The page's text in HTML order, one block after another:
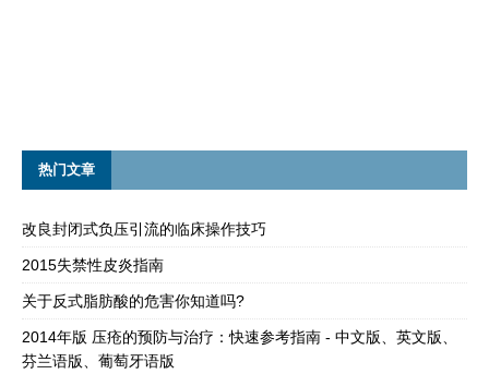
热门文章
改良封闭式负压引流的临床操作技巧
2015失禁性皮炎指南
关于反式脂肪酸的危害你知道吗?
2014年版 压疮的预防与治疗：快速参考指南 - 中文版、英文版、
芬兰语版、葡萄牙语版